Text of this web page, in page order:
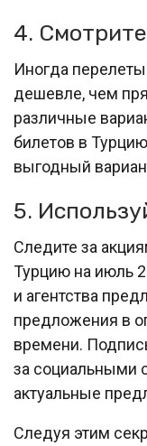
4.
Иногда
дешевле, чем
различные
билетов в
выгодный
5.
Следите за
Турцию на июль
и агентства
предложения в
времени.
за социальными
актуальные
Следуя этим